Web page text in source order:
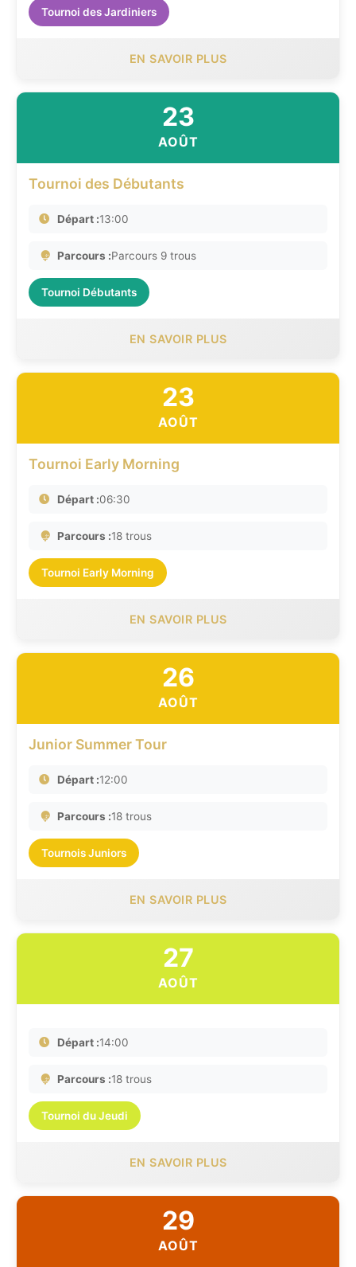
Tournoi des Jardiniers
EN SAVOIR PLUS
23
AOÛT
Tournoi des Débutants
Départ :13:00
Parcours :Parcours 9 trous
Tournoi Débutants
EN SAVOIR PLUS
23
AOÛT
Tournoi Early Morning
Départ :06:30
Parcours :18 trous
Tournoi Early Morning
EN SAVOIR PLUS
26
AOÛT
Junior Summer Tour
Départ :12:00
Parcours :18 trous
Tournois Juniors
EN SAVOIR PLUS
27
AOÛT
Départ :14:00
Parcours :18 trous
Tournoi du Jeudi
EN SAVOIR PLUS
29
AOÛT